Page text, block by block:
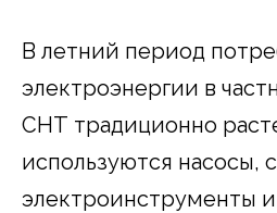
В летний период
электроэнергии в
СНТ традиционно
используются насосы,
электроинструменты